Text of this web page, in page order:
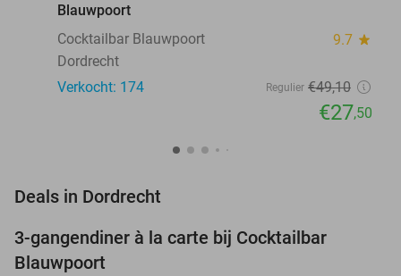
Blauwpoort
Cocktailbar Blauwpoort
9.7 star
Dordrecht
Verkocht: 174
Regulier €49,10
€27,50
Deals in Dordrecht
3-gangendiner à la carte bij Cocktailbar
Blauwpoort